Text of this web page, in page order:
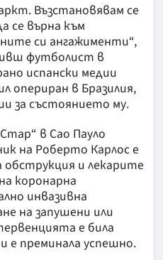
Възстановявам се
се върна към
си ангажименти“,
футболист в
испански медии
опериран в Бразилия,
за състоянието му.
в Сао Пауло
на Роберто Карлос е
и лекарите
коронарна
инвазивна
на запушени или
е била
е преминала успешно.